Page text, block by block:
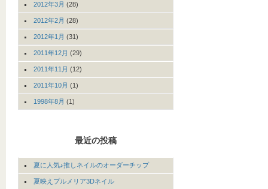
2012年3月 (28)
2012年2月 (28)
2012年1月 (31)
2011年12月 (29)
2011年11月 (12)
2011年10月 (1)
1998年8月 (1)
最近の投稿
夏に人気♪推しネイルのオーダーチップ
夏映えプルメリア3Dネイル